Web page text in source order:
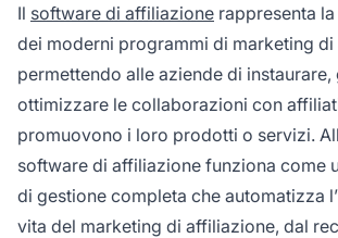
Il software di affiliazione rappresenta
dei moderni programmi di marketing
permettendo alle aziende di instaurare,
ottimizzare le collaborazioni con
promuovono i loro prodotti o servizi.
software di affiliazione funziona come
di gestione completa che automatizza
vita del marketing di affiliazione, dal